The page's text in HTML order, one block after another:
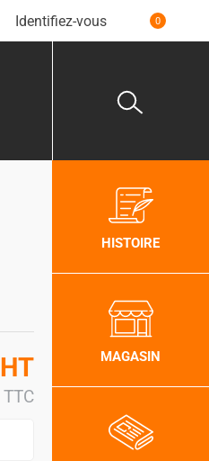
Identifiez-vous 0
HT
TTC
HISTOIRE
MAGASIN